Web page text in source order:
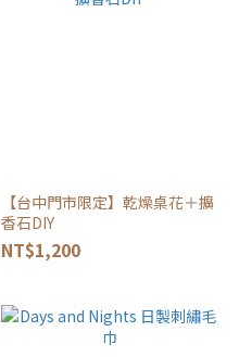
【台中門市限定】乾燥桌花＋擴
香石DIY
NT$1,200